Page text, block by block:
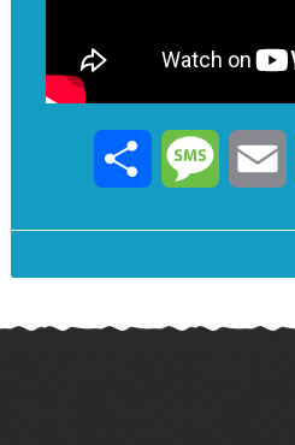
WhatsApp
Email
Message